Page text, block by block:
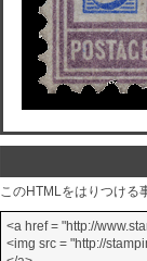
このHTMLをはりつける